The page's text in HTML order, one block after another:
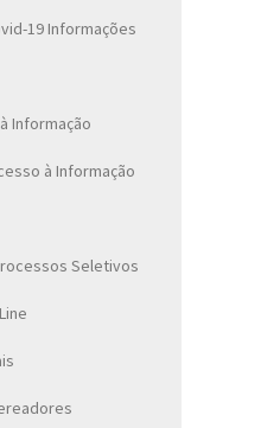
19 Informações
Informação
à Informação
Seletivos